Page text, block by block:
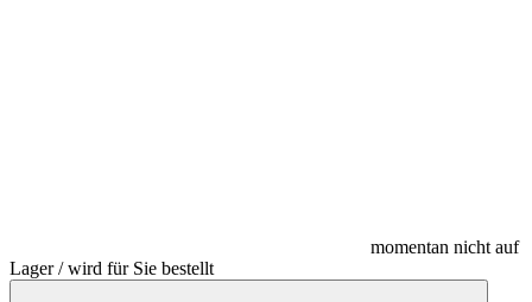
momentan nicht auf
Lager / wird für Sie bestellt